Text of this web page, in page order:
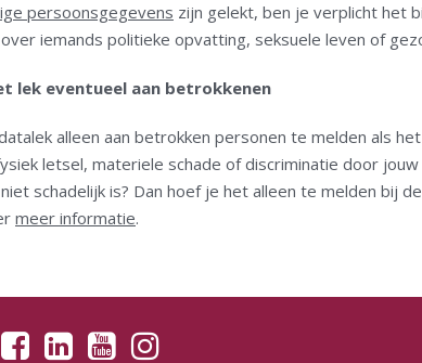
persoonsgegevens zijn gelekt, ben je verplicht het
iemands politieke opvatting, seksuele leven of
lek eventueel aan betrokkenen
alleen aan betrokken personen te melden als het
letsel, materiele schade of discriminatie door
schadelijk is? Dan hoef je het alleen te melden bij
meer informatie.